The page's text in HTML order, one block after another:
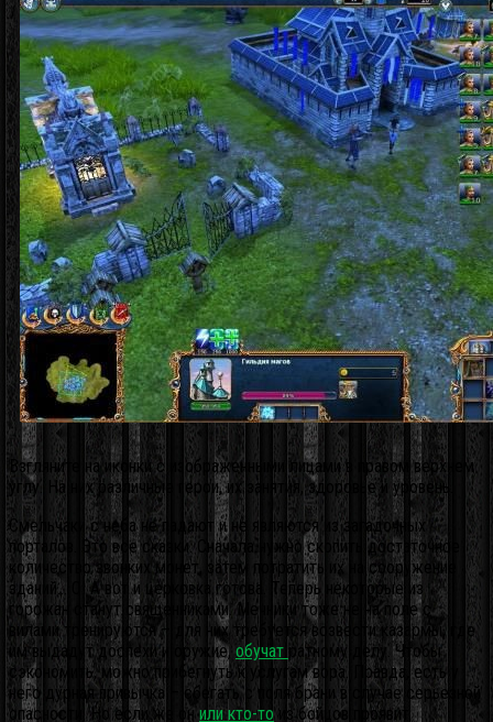
Взгляните на иконки с изображенными лицами в правом верхнем
углу. На них различные герои, их занятия, здоровье и уровень.
Смельчаки с неба не падают и не являются из загадочных
порталов. Это все сказки. Сначала нужно скопить достаточное
количество звонких монет, затем потратить их на сооружение
зданий… О! А вот и церковка готова. Теперь некоторые из
горожан станут священниками. Мечники тоже не на поле с
вилами тренируются – для них требуется возвести казармы, где
им выдадут доспехи и оружие, обучат ратному делу. Чтобы
сэкономить, можно прибегнуть к услугам вора. Правда, есть у
него дурная привычка – сбегать с поля брани в случае серьезной
опасности. Но если же он или кто-то из бойцов проявит